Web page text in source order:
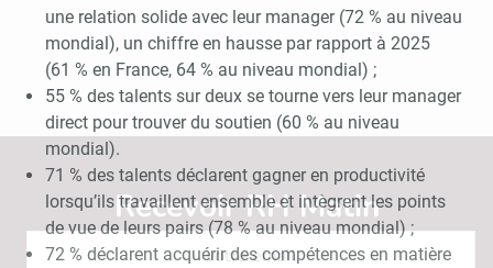
une relation solide avec leur manager (72 % au niveau
mondial), un chiffre en hausse par rapport à 2025
(61 % en France, 64 % au niveau mondial) ;
55 % des talents sur deux se tourne vers leur manager
direct pour trouver du soutien (60 % au niveau
mondial).
71 % des talents déclarent gagner en productivité
lorsqu’ils travaillent ensemble et intègrent les points
de vue de leurs pairs (78 % au niveau mondial) ;
72 % déclarent acquérir des compétences en matière
Recevoir RH MatinAbonnez-